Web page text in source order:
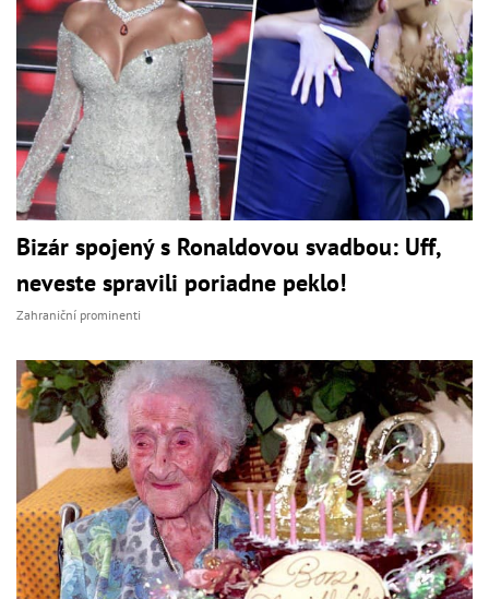
Bizár spojený s Ronaldovou svadbou: Uff,
neveste spravili poriadne peklo!
Zahraniční prominenti